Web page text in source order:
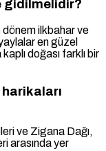
gidilmelidir?
dönem ilkbahar ve
en güzel
doğası farklı bir
ve Zigana Dağı,
arasında yer